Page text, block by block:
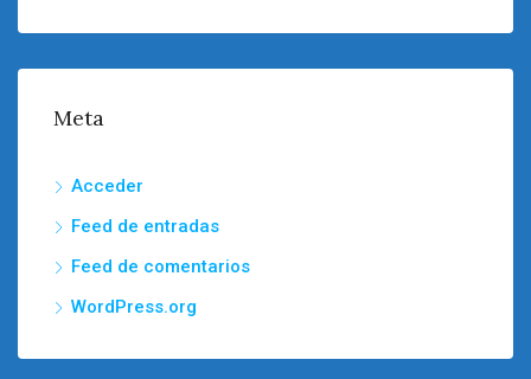
Meta
Acceder
Feed de entradas
Feed de comentarios
WordPress.org